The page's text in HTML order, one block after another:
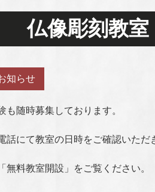
仏像彫刻教
知らせ
も随時募集しております。
話にて教室の日時をご確認いただ
無料教室開設」をご覧ください。